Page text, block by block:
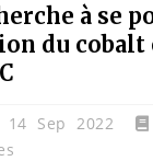
à se
du cobalt
14 Sep 2022